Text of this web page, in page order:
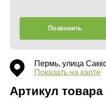
Позвонить
Пермь, улица
Показать на карте
Артикул товара